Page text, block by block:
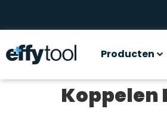
Producten
Koppelen